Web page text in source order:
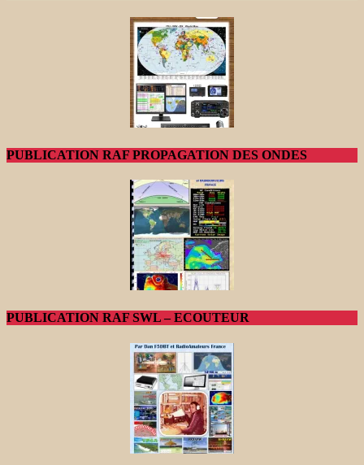
PUBLICATION RAF PROPAGATION DES ONDES
PUBLICATION RAF SWL – ECOUTEUR